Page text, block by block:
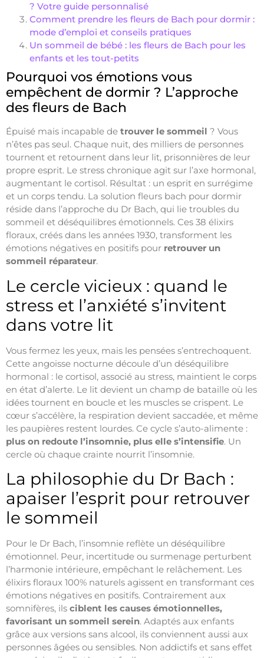
? Votre guide personnalisé
Comment prendre les fleurs de Bach pour dormir :
mode d’emploi et conseils pratiques
Un sommeil de bébé : les fleurs de Bach pour les
enfants et les tout-petits
Pourquoi vos émotions vous
empêchent de dormir ? L’approche
des fleurs de Bach
Épuisé mais incapable de trouver le sommeil ? Vous
n’êtes pas seul. Chaque nuit, des milliers de personnes
tournent et retournent dans leur lit, prisonnières de leur
propre esprit. Le stress chronique agit sur l’axe hormonal,
augmentant le cortisol. Résultat : un esprit en surrégime
et un corps tendu. La solution fleurs bach pour dormir
réside dans l’approche du Dr Bach, qui lie troubles du
sommeil et déséquilibres émotionnels. Ces 38 élixirs
floraux, créés dans les années 1930, transforment les
émotions négatives en positifs pour retrouver un
sommeil réparateur.
Le cercle vicieux : quand le
stress et l’anxiété s’invitent
dans votre lit
Vous fermez les yeux, mais les pensées s’entrechoquent.
Cette angoisse nocturne découle d’un déséquilibre
hormonal : le cortisol, associé au stress, maintient le corps
en état d’alerte. Le lit devient un champ de bataille où les
idées tournent en boucle et les muscles se crispent. Le
cœur s’accélère, la respiration devient saccadée, et même
les paupières restent lourdes. Ce cycle s’auto-alimente :
plus on redoute l’insomnie, plus elle s’intensifie. Un
cercle où chaque crainte nourrit l’insomnie.
La philosophie du Dr Bach :
apaiser l’esprit pour retrouver
le sommeil
Pour le Dr Bach, l’insomnie reflète un déséquilibre
émotionnel. Peur, incertitude ou surmenage perturbent
l’harmonie intérieure, empêchant le relâchement. Les
élixirs floraux 100% naturels agissent en transformant ces
émotions négatives en positifs. Contrairement aux
somnifères, ils ciblent les causes émotionnelles,
favorisant un sommeil serein. Adaptés aux enfants
grâce aux versions sans alcool, ils conviennent aussi aux
personnes âgées ou sensibles. Non addictifs et sans effet